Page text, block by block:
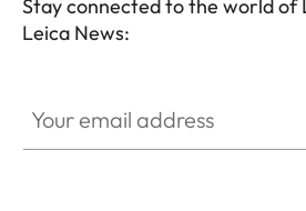
Stay connected to the world of
Leica News: